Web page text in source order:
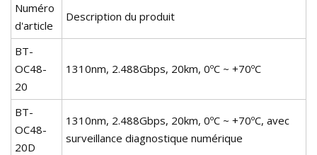
Numéro
d'article
Description du produit
BT-
OC48-
20
1310nm, 2.488Gbps, 20km, 0ºC ~ +70ºC
BT-
OC48-
20D
1310nm, 2.488Gbps, 20km, 0ºC ~ +70ºC, avec
surveillance diagnostique numérique